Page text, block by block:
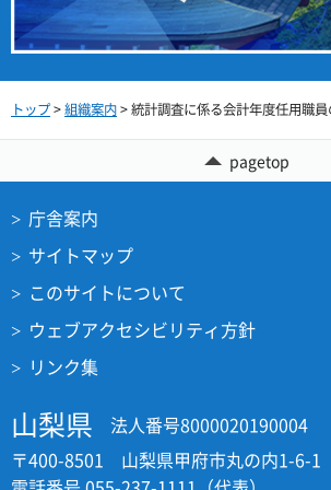
トップ>組織案内> 統計調査に係る会計年度任用職
pagetop
庁舎案内
サイトマップ
このサイトについて
ウェブアクセシビリティ方針
リンク集
山梨県
法人番号8000020190004
〒400-8501 山梨県甲府市丸の内1-6-1